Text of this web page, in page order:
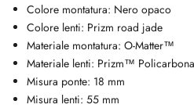
Colore montatura: Nero opaco
Colore lenti: Prizm road jade
Materiale montatura: O-Matter™
Materiale lenti: Prizm™
Misura ponte: 18 mm
Misura lenti: 55 mm